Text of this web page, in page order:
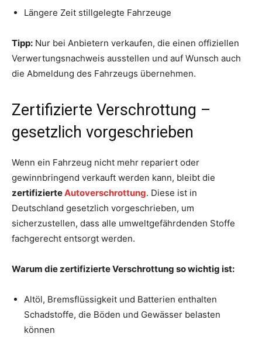
Längere Zeit stillgelegte Fahrzeuge
Tipp: Nur bei Anbietern verkaufen, die einen offiziellen
Verwertungsnachweis ausstellen und auf Wunsch auch
die Abmeldung des Fahrzeugs übernehmen.
Zertifizierte Verschrottung –
gesetzlich vorgeschrieben
Wenn ein Fahrzeug nicht mehr repariert oder
gewinnbringend verkauft werden kann, bleibt die
zertifizierteAutoverschrottung. Diese ist in
Deutschland gesetzlich vorgeschrieben, um
sicherzustellen, dass alle umweltgefährdenden Stoffe
fachgerecht entsorgt werden.
Warum die zertifizierte Verschrottung so wichtig ist:
Altöl, Bremsflüssigkeit und Batterien enthalten
Schadstoffe, die Böden und Gewässer belasten
können